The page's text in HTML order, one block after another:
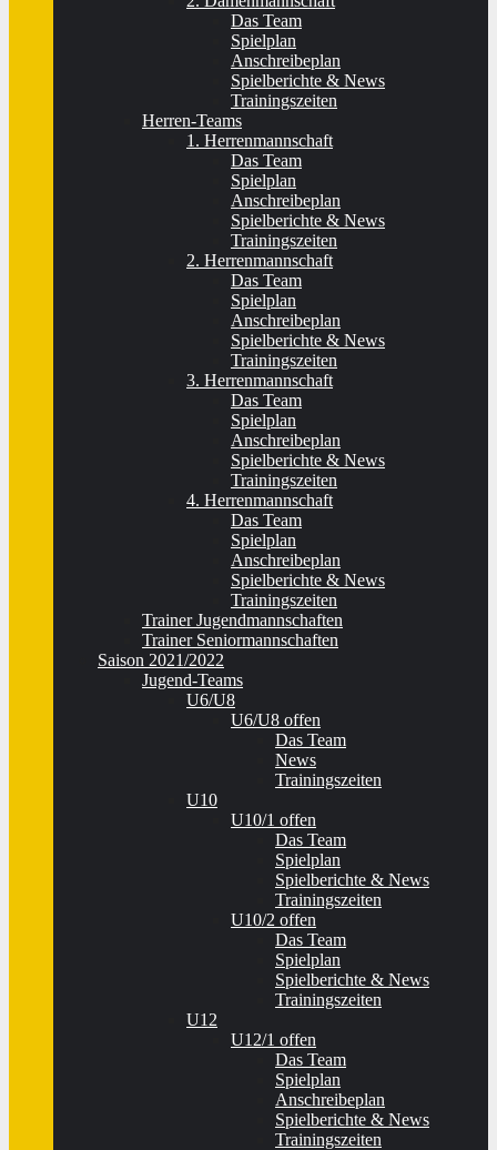
Das Team
Spielplan
Anschreibeplan
Spielberichte & News
Trainingszeiten
Herren-Teams
1. Herrenmannschaft
Das Team
Spielplan
Anschreibeplan
Spielberichte & News
Trainingszeiten
2. Herrenmannschaft
Das Team
Spielplan
Anschreibeplan
Spielberichte & News
Trainingszeiten
3. Herrenmannschaft
Das Team
Spielplan
Anschreibeplan
Spielberichte & News
Trainingszeiten
4. Herrenmannschaft
Das Team
Spielplan
Anschreibeplan
Spielberichte & News
Trainingszeiten
Trainer Jugendmannschaften
Trainer Seniormannschaften
Saison 2021/2022
Jugend-Teams
U6/U8
U6/U8 offen
Das Team
News
Trainingszeiten
U10
U10/1 offen
Das Team
Spielplan
Spielberichte & News
Trainingszeiten
U10/2 offen
Das Team
Spielplan
Spielberichte & News
Trainingszeiten
U12
U12/1 offen
Das Team
Spielplan
Anschreibeplan
Spielberichte & News
Trainingszeiten